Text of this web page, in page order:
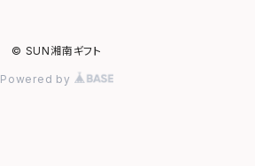
© SUN湘南ギフト
Powered by